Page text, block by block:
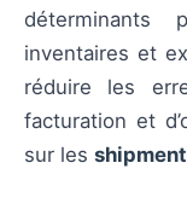
déterminants
inventaires et
réduire les
facturation et
sur les